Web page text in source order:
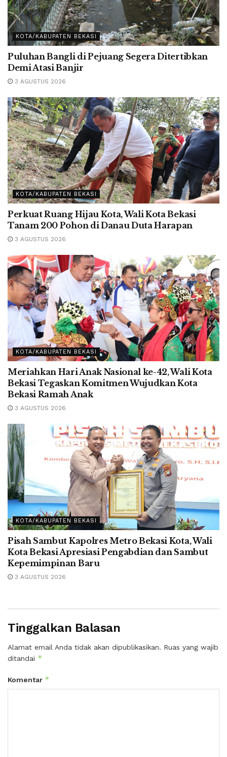
KOTA/KABUPATEN BEKASI
Puluhan Bangli di Pejuang Segera Ditertibkan
Demi Atasi Banjir
3 AGUSTUS 2026
KOTA/KABUPATEN BEKASI
Perkuat Ruang Hijau Kota, Wali Kota Bekasi
Tanam 200 Pohon di Danau Duta Harapan
3 AGUSTUS 2026
KOTA/KABUPATEN BEKASI
Meriahkan Hari Anak Nasional ke-42, Wali Kota
Bekasi Tegaskan Komitmen Wujudkan Kota
Bekasi Ramah Anak
3 AGUSTUS 2026
KOTA/KABUPATEN BEKASI
Pisah Sambut Kapolres Metro Bekasi Kota, Wali
Kota Bekasi Apresiasi Pengabdian dan Sambut
Kepemimpinan Baru
3 AGUSTUS 2026
Tinggalkan Balasan
Alamat email Anda tidak akan dipublikasikan. Ruas yang wajib
ditandai *
Komentar *